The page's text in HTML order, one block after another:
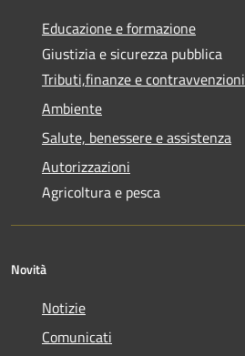
Educazione e formazione
Giustizia e sicurezza pubblica
Tributi,finanze e contravvenzioni
Ambiente
Salute, benessere e assistenza
Autorizzazioni
Agricoltura e pesca
Novità
Notizie
Comunicati